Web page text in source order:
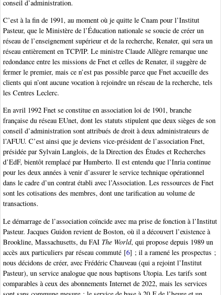
conseil d’administration.
C’est à la fin de 1991, au moment où je quitte le Cnam pour l’Institut
Pasteur, que le Ministère de l’Éducation nationale se soucie de créer un
réseau de l’enseignement supérieur et de la recherche, Renater, qui sera un
réseau entièrement en TCP/IP. Le ministre Claude Allègre remarque une
redondance entre les missions de Fnet et celles de Renater, il suggère de
fermer le premier, mais ce n’est pas possible parce que Fnet accueille des
clients qui n’ont aucune vocation à rejoindre un réseau de la recherche, tels
les Centres Leclerc.
En avril 1992 Fnet se constitue en association loi de 1901, branche
française du réseau EUnet, dont les statuts stipulent que deux sièges de son
conseil d’administration sont attribués de droit à deux administrateurs de
l’AFUU. C’est ainsi que je deviens vice-président de l’association Fnet,
présidée par Sylvain Langlois, de la Direction des Études et Recherches
d’EdF, bientôt remplacé par Humberto. Il est entendu que l’Inria continue
pour les deux années à venir d’assurer le service technique opérationnel
dans le cadre d’un contrat établi avec l’Association. Les ressources de Fnet
sont les cotisations des membres, dont une tarification au volume de
transactions.
Le démarrage de l’association coïncide avec ma prise de fonction à l’Institut
Pasteur. Jacques Guidon revient de Boston, où il a découvert l’existence à
Brookline, Massachusetts, du FAI The World, qui propose depuis 1989 un
accès aux particuliers par réseau commuté [6] ; il a ramené les prospectus ;
nous décidons de créer, avec Frédéric Chauveau (qui a rejoint l’Institut
Pasteur), un service analogue que nous baptisons Utopia. Les tarifs sont
comparables à ceux des abonnements Internet de 2022, mais les services